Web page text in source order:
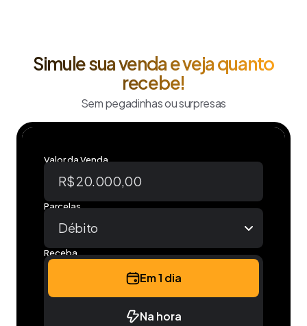
Simule sua venda e veja quanto
recebe!
Sem pegadinhas ou surpresas
Valor da Venda
Parcelas
Receba
Em 1 dia
Na hora